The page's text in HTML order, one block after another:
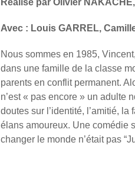
Réalisé par Olivier
Avec : Louis GARREL,
Nous sommes en 1985,
dans une famille de la classe
parents en conflit permanent.
n’est « pas encore » un adulte
doutes sur l’identité, l’amitié,
élans amoureux. Une comédie
changer le monde n’était pas